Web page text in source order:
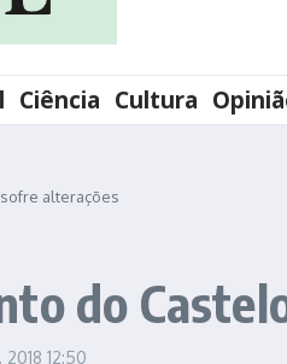
Ciência Cultura
alterações
do
2018 12:50